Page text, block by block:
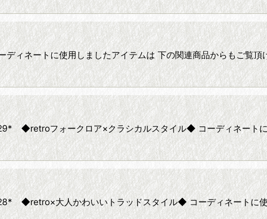
ートに使用しましたアイテムは 下の関連商品からもご覧頂
◆retroフォークロア×クラシカルスタイル◆ コーディネートに
◆retro×大人かわいいトラッドスタイル◆ コーディネートに使